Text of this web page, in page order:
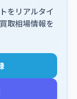
をリアルタイ
取相場情報を